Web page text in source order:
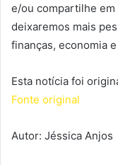
e/ou compartilhe em
deixaremos mais
finanças, economia
Esta notícia foi
Fonte original
Autor: Jéssica Anjos